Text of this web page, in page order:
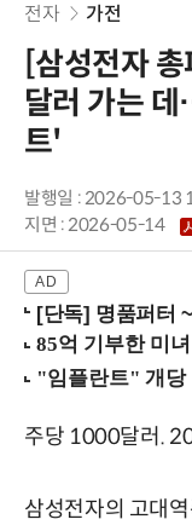
전자 가전
[삼성전자
달러 가는
트'
발행일 : 2026-05-13
지면 :2026-05-14
[단독] 명품퍼터
주당 1000달러.
삼성전자의 고대